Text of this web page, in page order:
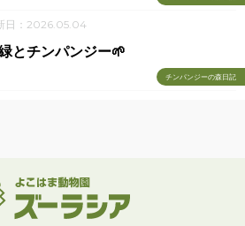
日：2026.05.04
チンパンジーの森日記
とチンパンジー🌱